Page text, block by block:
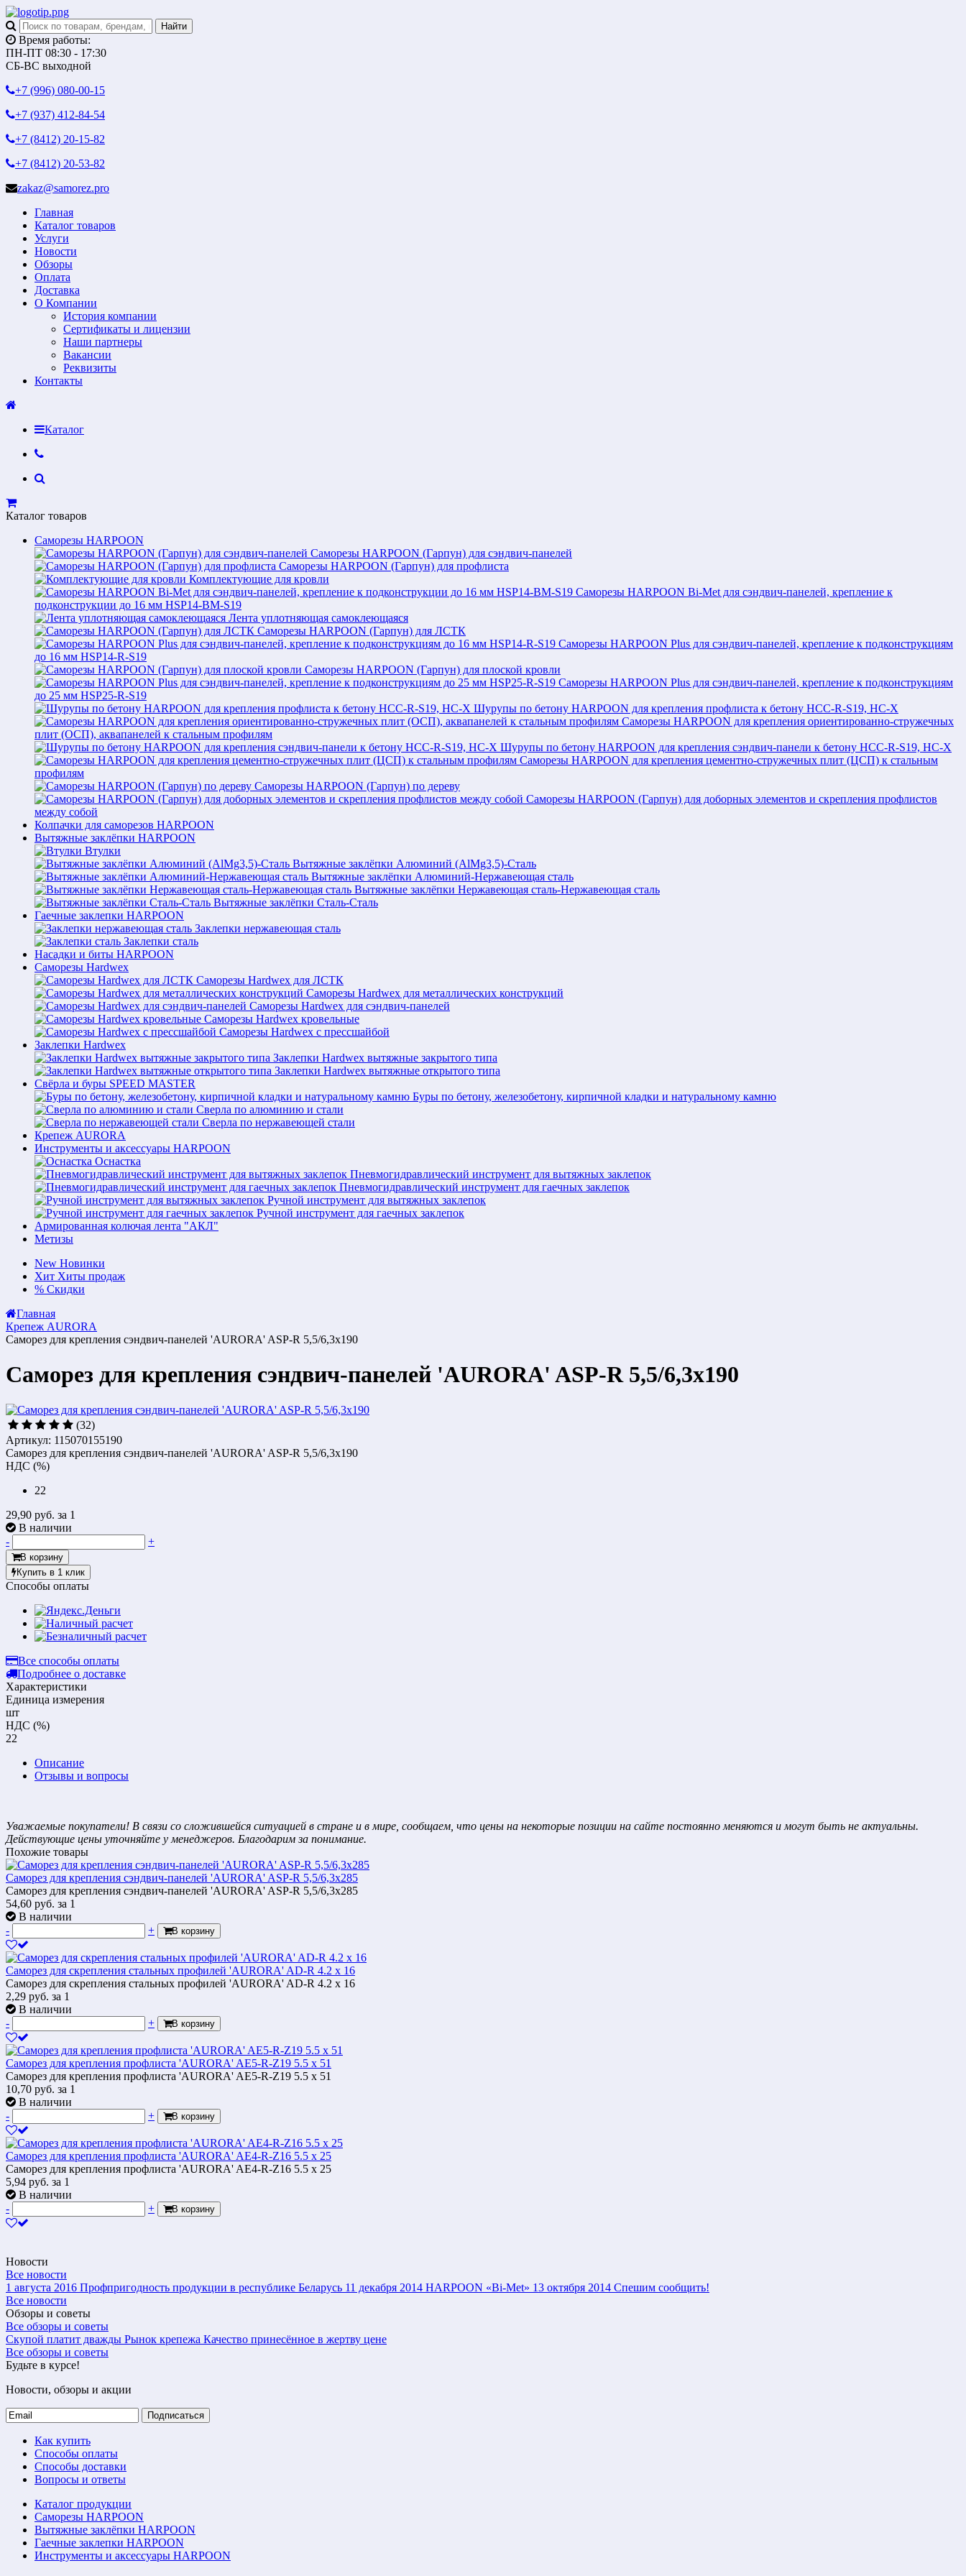
Время работы:
ПН-ПТ 08:30 - 17:30
СБ-ВС выходной
+7 (996) 080-00-15
+7 (937) 412-84-54
+7 (8412) 20-15-82
+7 (8412) 20-53-82
zakaz@samorez.pro
Главная
Каталог товаров
Услуги
Новости
Обзоры
Оплата
Доставка
О Компании
История компании
Сертификаты и лицензии
Наши партнеры
Вакансии
Реквизиты
Контакты
Каталог
Каталог товаров
Саморезы HARPOON
Саморезы HARPOON (Гарпун) для сэндвич-панелей
Саморезы HARPOON (Гарпун) для профлиста
Комплектующие для кровли
Саморезы HARPOON Bi-Met для сэндвич-панелей, крепление к
подконструкции до 16 мм HSP14-BM-S19
Лента уплотняющая самоклеющаяся
Саморезы HARPOON (Гарпун) для ЛСТК
Саморезы HARPOON Plus для сэндвич-панелей, крепление к подконструкциям
до 16 мм HSP14-R-S19
Саморезы HARPOON (Гарпун) для плоской кровли
Саморезы HARPOON Plus для сэндвич-панелей, крепление к подконструкциям
до 25 мм HSP25-R-S19
Шурупы по бетону HARPOON для крепления профлиста к бетону HCC-R-S19, HC-X
Саморезы HARPOON для крепления ориентированно-стружечных
плит (ОСП), аквапанелей к стальным профилям
Шурупы по бетону HARPOON для крепления сэндвич-панели к бетону HCC-R-S19, HC-X
Саморезы HARPOON для крепления цементно-стружечных плит (ЦСП) к стальным
профилям
Саморезы HARPOON (Гарпун) по дереву
Саморезы HARPOON (Гарпун) для доборных элементов и скрепления профлистов
между собой
Колпачки для саморезов HARPOON
Вытяжные заклёпки HARPOON
Втулки
Вытяжные заклёпки Алюминий (AlMg3,5)-Сталь
Вытяжные заклёпки Алюминий-Нержавеющая сталь
Вытяжные заклёпки Нержавеющая сталь-Нержавеющая сталь
Вытяжные заклёпки Сталь-Сталь
Гаечные заклепки HARPOON
Заклепки нержавеющая сталь
Заклепки сталь
Насадки и биты HARPOON
Саморезы Hardwex
Саморезы Hardwex для ЛСТК
Саморезы Hardwex для металлических конструкций
Саморезы Hardwex для сэндвич-панелей
Саморезы Hardwex кровельные
Саморезы Hardwex с прессшайбой
Заклепки Hardwex
Заклепки Hardwex вытяжные закрытого типа
Заклепки Hardwex вытяжные открытого типа
Свёрла и буры SPEED MASTER
Буры по бетону, железобетону, кирпичной кладки и натуральному камню
Сверла по алюминию и стали
Сверла по нержавеющей стали
Крепеж AURORA
Инструменты и аксессуары HARPOON
Оснастка
Пневмогидравлический инструмент для вытяжных заклепок
Пневмогидравлический инструмент для гаечных заклепок
Ручной инструмент для вытяжных заклепок
Ручной инструмент для гаечных заклепок
Армированная колючая лента "АКЛ"
Метизы
New Новинки
Хит Хиты продаж
% Скидки
Главная
Крепеж AURORA
Саморез для крепления сэндвич-панелей 'AURORA' ASP-R 5,5/6,3x190
Саморез для крепления сэндвич-панелей 'AURORA' ASP-R 5,5/6,3x190
(32)
Артикул: 115070155190
Саморез для крепления сэндвич-панелей 'AURORA' ASP-R 5,5/6,3x190
НДС (%)
22
29,90 руб. за 1
В наличии
-
+
В корзину
Купить в 1 клик
Способы оплаты
Все способы оплаты
Подробнее о доставке
Характеристики
Единица измерения
шт
НДС (%)
22
Описание
Отзывы и вопросы
Уважаемые покупатели! В связи со сложившейся ситуацией в стране и в мире, сообщаем, что цены на некоторые позиции на сайте постоянно меняются и могут быть не актуальны.
Действующие цены уточняйте у менеджеров. Благодарим за понимание.
Похожие товары
Саморез для крепления сэндвич-панелей 'AURORA' ASP-R 5,5/6,3x285
Саморез для крепления сэндвич-панелей 'AURORA' ASP-R 5,5/6,3x285
54,60 руб. за 1
В наличии
-
+ В корзину
Саморез для скрепления стальных профилей 'AURORA' AD-R 4.2 х 16
Саморез для скрепления стальных профилей 'AURORA' AD-R 4.2 х 16
2,29 руб. за 1
В наличии
-
+ В корзину
Саморез для крепления профлиста 'AURORA' AE5-R-Z19 5.5 х 51
Саморез для крепления профлиста 'AURORA' AE5-R-Z19 5.5 х 51
10,70 руб. за 1
В наличии
-
+ В корзину
Саморез для крепления профлиста 'AURORA' AE4-R-Z16 5.5 х 25
Саморез для крепления профлиста 'AURORA' AE4-R-Z16 5.5 х 25
5,94 руб. за 1
В наличии
-
+ В корзину
Новости
Все новости
1 августа 2016 Профпригодность продукции в республике Беларусь 11 декабря 2014 HARPOON «Bi-Met» 13 октября 2014 Спешим сообщить!
Все новости
Обзоры и советы
Все обзоры и советы
Скупой платит дважды Рынок крепежа Качество принесённое в жертву цене
Все обзоры и советы
Будьте в курсе!
Новости, обзоры и акции
Подписаться
Как купить
Способы оплаты
Способы доставки
Вопросы и ответы
Каталог продукции
Саморезы HARPOON
Вытяжные заклёпки HARPOON
Гаечные заклепки HARPOON
Инструменты и аксессуары HARPOON